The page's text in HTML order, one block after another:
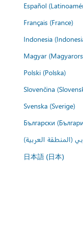
Español
Français (France)
Indonesia
Magyar
Polski (Polska)
Slovenčina
Svenska (Sverige)
Български
(المنطقة العربية)
日本語 (日本)